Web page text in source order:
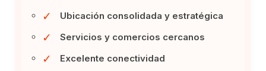
✓ Ubicación consolidada y estratégica
✓ Servicios y comercios cercanos
✓ Excelente conectividad